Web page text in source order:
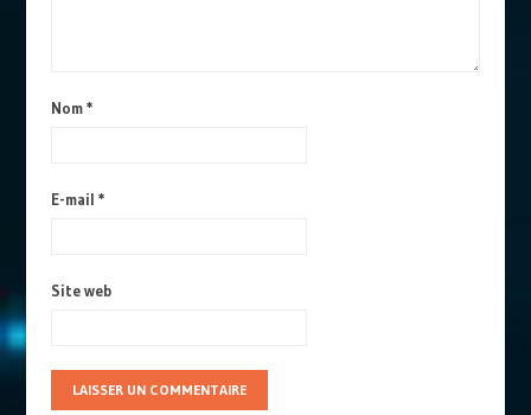
Nom*
E-mail *
Site web